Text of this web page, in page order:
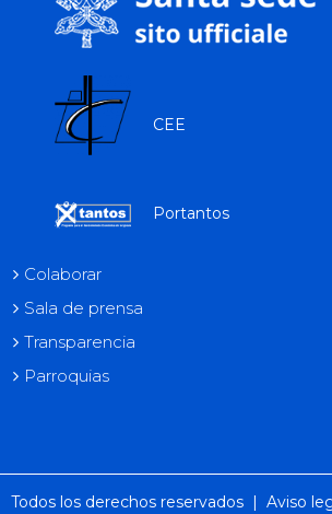
CEE
Portantos
Colaborar
Sala de prensa
Transparencia
Parroquias
Todos los derechos reservados | Aviso